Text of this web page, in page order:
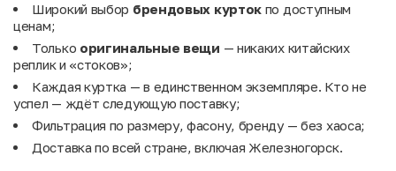
Широкий выбор брендовых курток по доступным
ценам;
Только оригинальные вещи — никаких китайских
реплик и «стоков»;
Каждая куртка — в единственном экземпляре. Кто не
успел — ждёт следующую поставку;
Фильтрация по размеру, фасону, бренду — без хаоса;
Доставка по всей стране, включая Железногорск.